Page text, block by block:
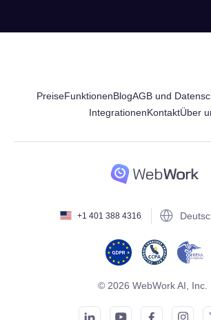
PreiseFunktionenBlogAGB und
IntegrationenKontaktÜber
+1 401 388 4316
© 2026 WebWork AI, Inc.